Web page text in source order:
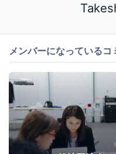
メンバーになっているコ